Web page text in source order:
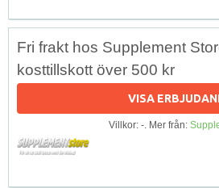
Fri frakt hos Supplement
kosttillskott över 500 kr
VISA
Villkor: -. Mer från: